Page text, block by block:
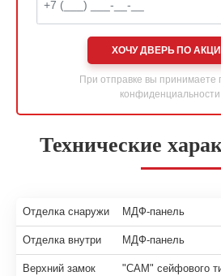
ХОЧУ ДВЕРЬ ПО
При отправке вы принимаете
конфиденциальности
Технические
Отделка снаружи МДФ-панель
Отделка внутри МДФ-панель
Верхний замок "САМ" сейфового